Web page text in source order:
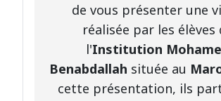
de vous présenter une
réalisée par les élèves
l'Institution
Benabdallah située au
cette présentation, ils